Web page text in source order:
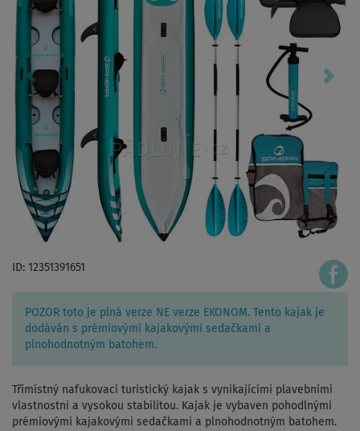
ID: 12351391651
POZOR toto je plná verze NE verze EKONOM. Tento kajak je
dodáván s prémiovými kajakovými sedačkami a
plnohodnotným batohem.
Třímístný nafukovací turistický kajak s vynikajícími plavebními
vlastnostni a vysokou stabilitou. Kajak je vybaven pohodlnými
prémiovými kajakovými sedačkami a plnohodnotným batohem.